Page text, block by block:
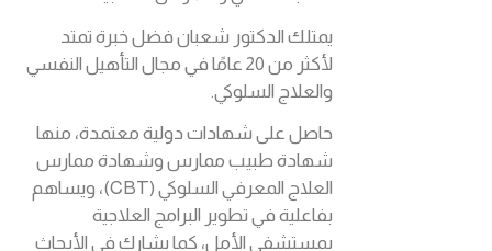
يمتلك الدكتور شعبان فضل خبرة تمتد
لأكثر من 20 عامًا في مجال التأهيل النفسي
والعلاج السلوكي.
حاصل على شهادات دولية معتمدة، منها
شهادة طبيب ممارس وشهادة ممارس
العلاج المعرفي السلوكي (CBT)، ويساهم
بفاعلية في تطوير البرامج العلاجية
بمستشفى الأمل، كما يشارك في الأبحاث